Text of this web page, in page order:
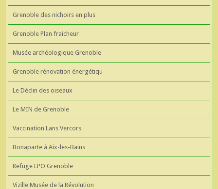
Grenoble des nichoirs en plus
Grenoble Plan fraicheur
Musée archéologique Grenoble
Grenoble rénovation énergétiqu
Le Déclin des oiseaux
Le MIN de Grenoble
Vaccination Lans Vercors
Bonaparte à Aix-les-Bains
Refuge LPO Grenoble
Vizille Musée de la Révolution